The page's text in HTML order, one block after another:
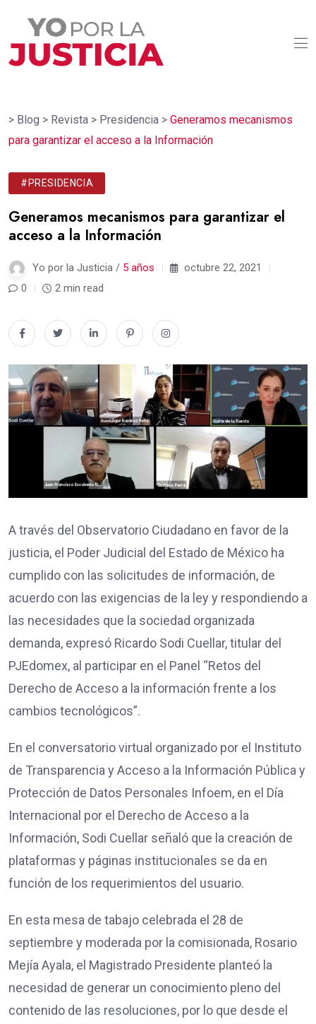
> Blog > Revista > Presidencia > Generamos mecanismos
para garantizar el acceso a la Información
#PRESIDENCIA
Generamos mecanismos para garantizar el
acceso a la Información
Yo por la Justicia / 5 años
octubre 22, 2021
0
2 min read
A través del Observatorio Ciudadano en favor de la
justicia, el Poder Judicial del Estado de México ha
cumplido con las solicitudes de información, de
acuerdo con las exigencias de la ley y respondiendo a
las necesidades que la sociedad organizada
demanda, expresó Ricardo Sodi Cuellar, titular del
PJEdomex, al participar en el Panel “Retos del
Derecho de Acceso a la información frente a los
cambios tecnológicos”.
En el conversatorio virtual organizado por el Instituto
de Transparencia y Acceso a la Información Pública y
Protección de Datos Personales Infoem, en el Día
Internacional por el Derecho de Acceso a la
Información, Sodi Cuellar señaló que la creación de
plataformas y páginas institucionales se da en
función de los requerimientos del usuario.
En esta mesa de tabajo celebrada el 28 de
septiembre y moderada por la comisionada, Rosario
Mejía Ayala, el Magistrado Presidente planteó la
necesidad de generar un conocimiento pleno del
contenido de las resoluciones, por lo que desde el